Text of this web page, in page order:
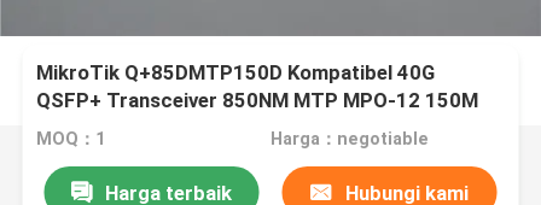
MikroTik Q+85DMTP150D Kompatibel 40G
QSFP+ Transceiver 850NM MTP MPO-12 150M
MMF
MOQ：1 Harga：negotiable
Harga terbaik Hubungi kami